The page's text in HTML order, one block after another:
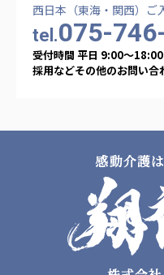
西日本（東海・関西）ご
tel.075-
受付時間 平日 9:00〜18:00
採用などその他のお問い